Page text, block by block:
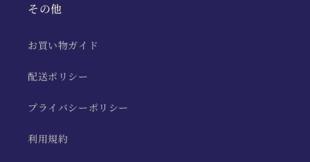
その他
お買い物ガイド
配送ポリシー
プライバシーポリシー
利用規約